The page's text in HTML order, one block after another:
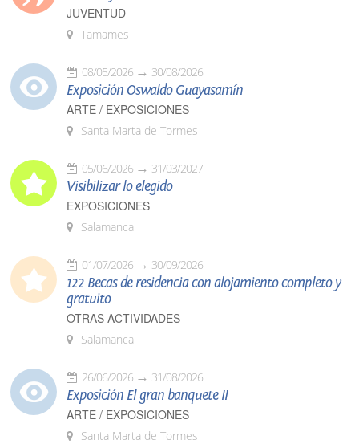
JUVENTUD
Tamames
08/05/2026 30/08/2026
Exposición Oswaldo Guayasamín
ARTE / EXPOSICIONES
Santa Marta de Tormes
05/06/2026 31/03/2027
Visibilizar lo elegido
EXPOSICIONES
Salamanca
01/07/2026 30/09/2026
122 Becas de residencia con alojamiento completo y
gratuito
OTRAS ACTIVIDADES
Salamanca
26/06/2026 31/08/2026
Exposición El gran banquete II
ARTE / EXPOSICIONES
Santa Marta de Tormes